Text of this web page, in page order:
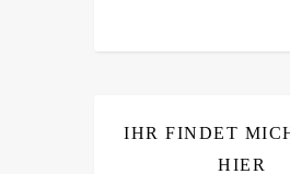
IHR FINDET
HIER